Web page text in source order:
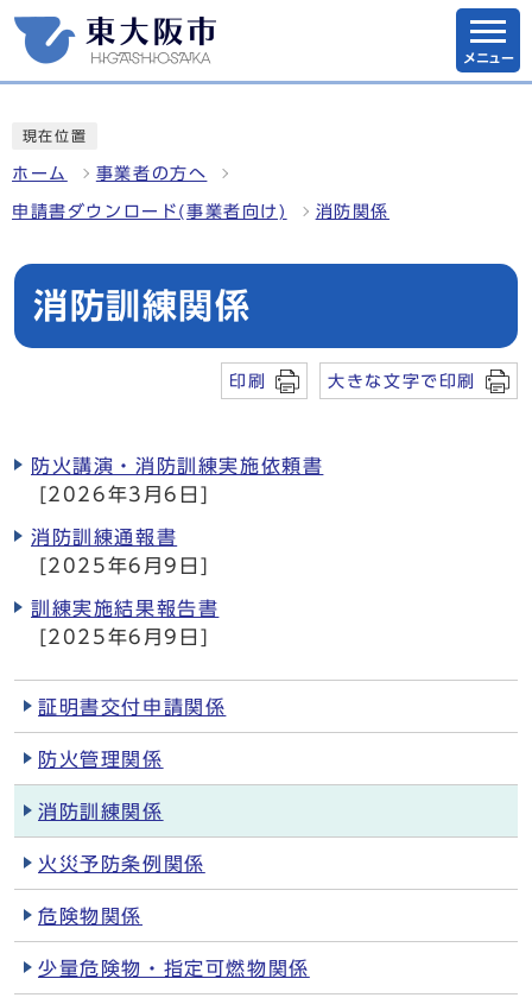
メニュー
現在位置
ホーム 事業者の方へ
申請書ダウンロード(事業者向け) 消防関係
消防訓練関係
印刷 大きな文字で印刷
防火講演・消防訓練実施依頼書
[2026年3月6日]
消防訓練通報書
[2025年6月9日]
訓練実施結果報告書
[2025年6月9日]
証明書交付申請関係
防火管理関係
消防訓練関係
火災予防条例関係
危険物関係
少量危険物・指定可燃物関係